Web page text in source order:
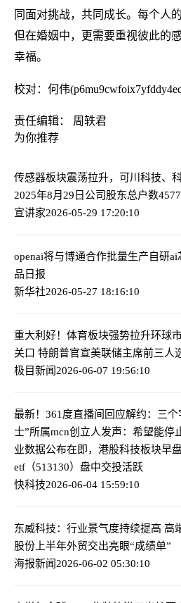
同面对挑战，共同成长。每个人
但在婚姻中，更需要重视彼此的
幸福。
校对：何伟
责任编辑： 周轶君
为你推荐
传感器板块震荡拉升，可川科技、
2025年8月29日公司股东总户数
宣讲家2026-05-29 17:20:10
openai将与博通合作批量生产自研ai
品日报
新华社2026-05-27 18:16:10
重大利好！体育板块强势拉升环球
关口 特朗普官宣美联储主席前三人
极目新闻2026-06-07 19:56:10
最新！361度直播间回应解约：三
士”所属mcn创立人发声：希望能停
业数据公布在即，港股科技板块早
etf（513130）盘中交投活跃
快科技2026-06-04 15:59:10
东威科技：行业景气度持续提高 高
股份上半年外贸交出亮眼“成绩单”
海报新闻2026-06-02 05:30:10